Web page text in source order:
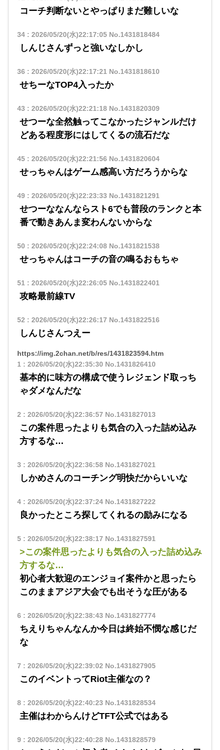
コーチ判断ないとやっぱりまだ難しいな
34: 2026/05/20(水)22:17:05No.1431818484
しんじさんずっと強いなしかし
36 : 2026/05/20(水)22:17:21 No.1431818610
せちーなTOP4入ったか
43 : 2026/05/20(水)22:21:18No.1431820309
せつーな全然触ってこなかったジャンルだけ
どある程度形にはしてくるの流石だな
45: 2026/05/20(水)22:21:56 No.1431820604
せっちゃんはゲーム感高い方だろうからな
49: 2026/05/20(水)22:23:33 No.1431821291
せつーななんならスト6でも普段のランクと本
番で動きあんま変わんないからな
50 : 2026/05/20(水)22:24:08No.1431821538
せっちゃんはコーチの音の鳴るおもちゃ
51 : 2026/05/20(水)22:26:05No.1431822401
攻略最前線TV
52 : 2026/05/20(水)22:26:17 No.1431822516
しんじさんつえー
https://img.2chan.net/b/res/1431823594.htm
1 : 2026/05/20(水)22:35:30 No.1431826410
基本的に味方の構成で使うレジェンド取っち
ゃダメなんだな
2 : 2026/05/20(水)22:36:57 No.1431827013
この案件思ったよりも気合の入った詰め込み
方するな…
3 : 2026/05/20(水)22:36:58No.1431827021
しかめさんのコーチング明快だからいいな
4: 2026/05/20(水)22:37:24No.1431827222
良かったところ探してくれるの励みになる
5: 2026/05/20(水)22:38:17 No.1431827591
>この案件思ったよりも気合の入った詰め込み
方するな…
初心者大歓迎のエンジョイ案件かと思ったら
このままアジア大会でも出そうな圧がある
6 : 2026/05/20(水)22:38:43 No.1431827774
ちえりちゃんなんか今日は終始不憫な感じだ
な
7 : 2026/05/20(水)22:39:02 No.1431827905
このイベントってRiot主催なの？
8: 2026/05/20(水)22:40:23 No.1431828534
主催はわからんけどTFT公式ではある
9: 2026/05/20(水)22:40:28No.1431828579